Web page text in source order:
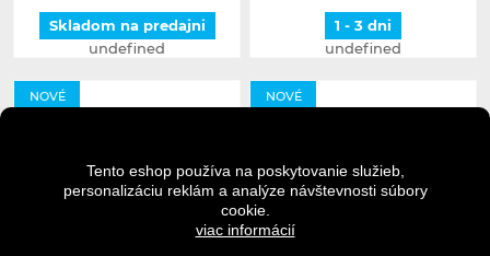
Tento eshop používa na poskytovanie služieb,
personalizáciu reklám a analýze návštevnosti súbory
cookie.
viac informácií
Skladom na predajni
undefined
1 - 3 dni
undefined
NOVÉ NOVÉ